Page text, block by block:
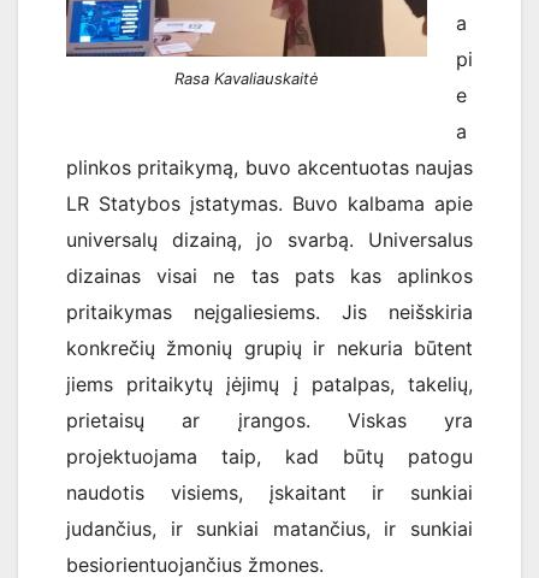
Rasa Kavaliauskaitė
a
pi
e
a
plinkos pritaikymą, buvo akcentuotas naujas
LR Statybos įstatymas. Buvo kalbama apie
universalų dizainą, jo svarbą. Universalus
dizainas visai ne tas pats kas aplinkos
pritaikymas neįgaliesiems. Jis neišskiria
konkrečių žmonių grupių ir nekuria būtent
jiems pritaikytų įėjimų į patalpas, takelių,
prietaisų ar įrangos. Viskas yra
projektuojama taip, kad būtų patogu
naudotis visiems, įskaitant ir sunkiai
judančius, ir sunkiai matančius, ir sunkiai
besiorientuojančius žmones.